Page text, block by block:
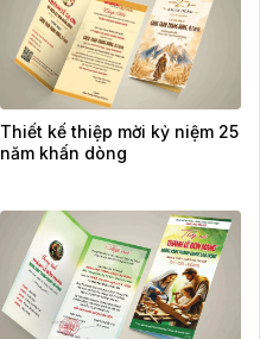
Thiết kế thiệp mời kỷ niệm 25
năm khấn dòng